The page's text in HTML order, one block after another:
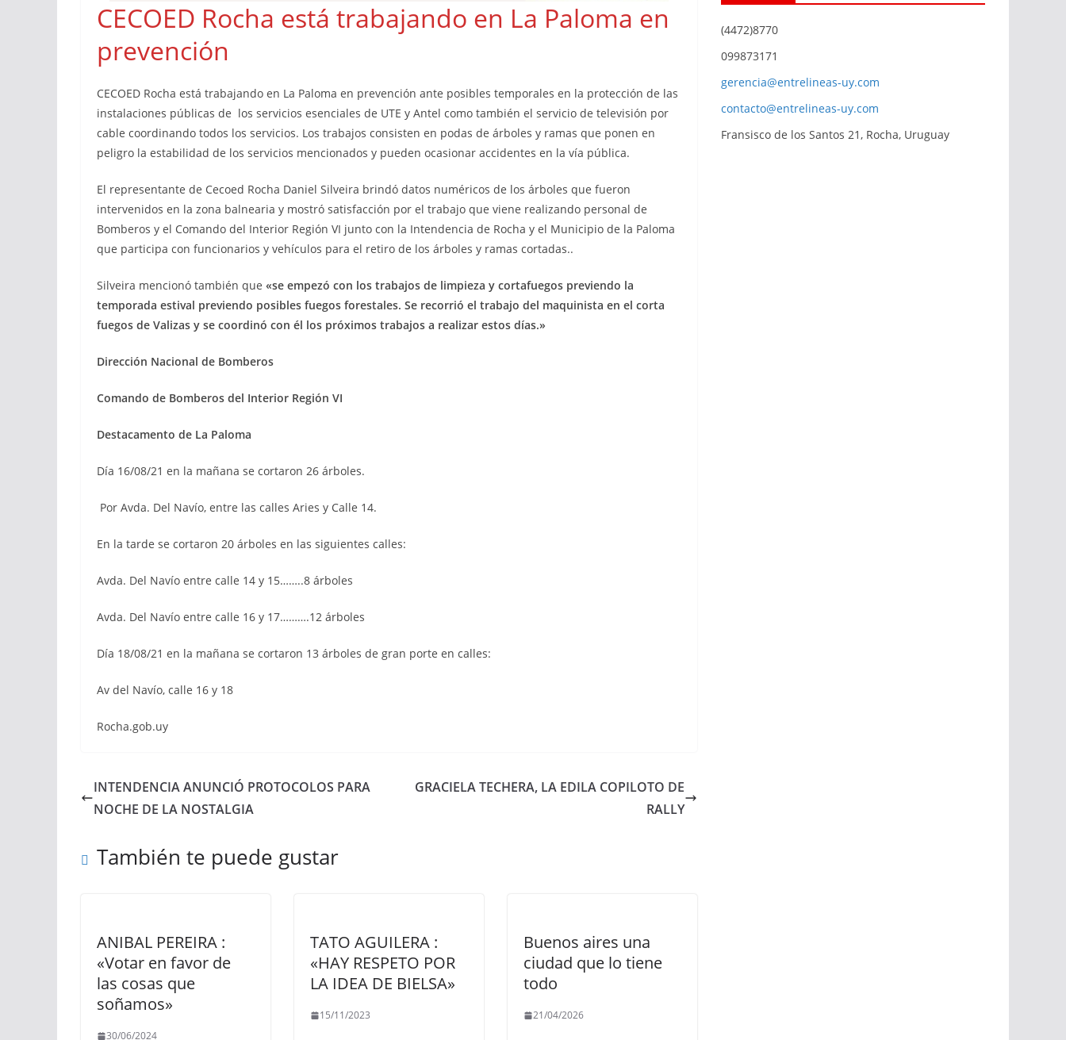
CECOED Rocha está trabajando en La Paloma en
prevención
CECOED Rocha está trabajando en La Paloma en prevención ante posibles temporales en la protección de las
instalaciones públicas de los servicios esenciales de UTE y Antel como también el servicio de televisión por
cable coordinando todos los servicios. Los trabajos consisten en podas de árboles y ramas que ponen en
peligro la estabilidad de los servicios mencionados y pueden ocasionar accidentes en la vía pública.
El representante de Cecoed Rocha Daniel Silveira brindó datos numéricos de los árboles que fueron
intervenidos en la zona balnearia y mostró satisfacción por el trabajo que viene realizando personal de
Bomberos y el Comando del Interior Región VI junto con la Intendencia de Rocha y el Municipio de la Paloma
que participa con funcionarios y vehículos para el retiro de los árboles y ramas cortadas..
Silveira mencionó también que «se empezó con los trabajos de limpieza y cortafuegos previendo la
temporada estival previendo posibles fuegos forestales. Se recorrió el trabajo del maquinista en el corta
fuegos de Valizas y se coordinó con él los próximos trabajos a realizar estos días.»
Dirección Nacional de Bomberos
Comando de Bomberos del Interior Región VI
Destacamento de La Paloma
Día 16/08/21 en la mañana se cortaron 26 árboles.
Por Avda. Del Navío, entre las calles Aries y Calle 14.
En la tarde se cortaron 20 árboles en las siguientes calles:
Avda. Del Navío entre calle 14 y 15……..8 árboles
Avda. Del Navío entre calle 16 y 17……….12 árboles
Día 18/08/21 en la mañana se cortaron 13 árboles de gran porte en calles:
Av del Navío, calle 16 y 18
Rocha.gob.uy
INTENDENCIA ANUNCIÓ PROTOCOLOS PARA
NOCHE DE LA NOSTALGIA
GRACIELA TECHERA, LA EDILA COPILOTO DE
RALLY
También te puede gustar
ANIBAL PEREIRA :
«Votar en favor de
las cosas que
soñamos»
30/06/2024
TATO AGUILERA :
«HAY RESPETO POR
LA IDEA DE BIELSA»
15/11/2023
Buenos aires una
ciudad que lo tiene
todo
21/04/2026
(4472)8770
099873171
gerencia@entrelineas-uy.com
contacto@entrelineas-uy.com
Fransisco de los Santos 21, Rocha, Uruguay